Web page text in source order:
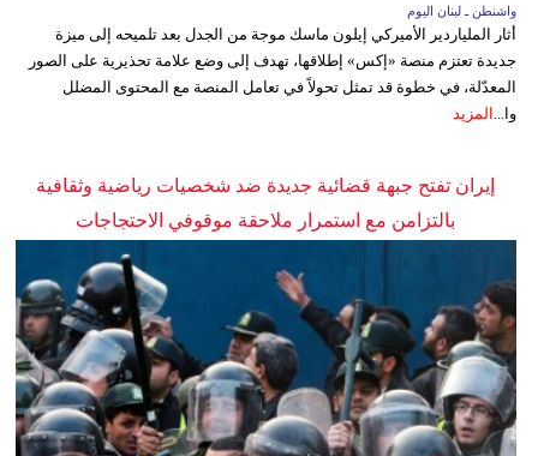
واشنطن ـ لبنان اليوم
أثار الملياردير الأميركي إيلون ماسك موجة من الجدل بعد تلميحه إلى ميزة
جديدة تعتزم منصة «إكس» إطلاقها، تهدف إلى وضع علامة تحذيرية على الصور
المعدّلة، في خطوة قد تمثل تحولاً في تعامل المنصة مع المحتوى المضلل
وا... المزيد
إيران تفتح جبهة قضائية جديدة ضد شخصيات رياضية وثقافية
بالتزامن مع استمرار ملاحقة موقوفي الاحتجاجات